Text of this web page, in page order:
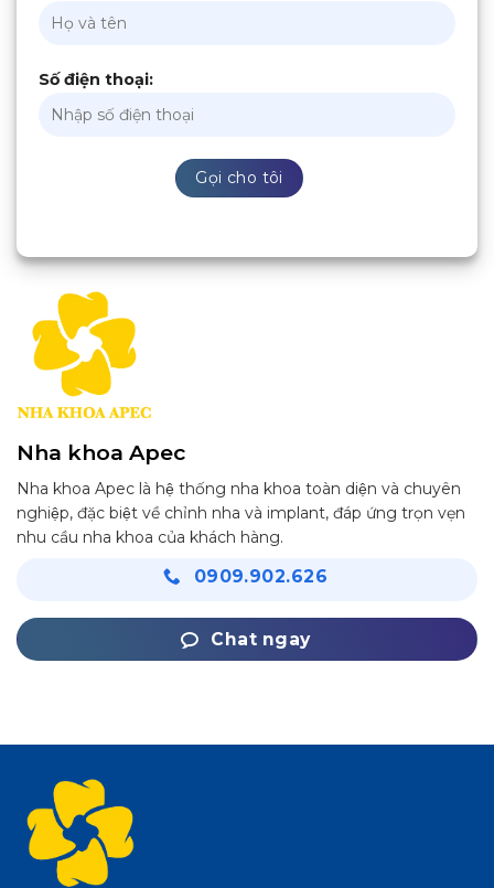
Số điện thoại:
Nha khoa Apec
Nha khoa Apec là hệ thống nha khoa toàn diện và chuyên
nghiệp, đặc biệt về chỉnh nha và implant, đáp ứng trọn vẹn
nhu cầu nha khoa của khách hàng.
0909.902.626
Chat ngay